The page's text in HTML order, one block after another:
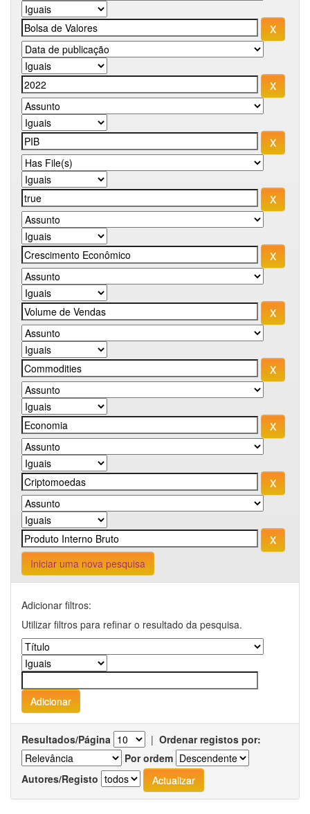
Iniciar uma nova pesquisa
Adicionar filtros:
Utilizar filtros para refinar o resultado da pesquisa.
Resultados/Página | Ordenar registos por:
Por ordem
Autores/Registo